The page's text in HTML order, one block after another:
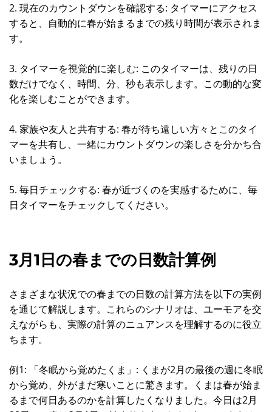
2. 現在のカウントダウンを確認する: タイマーにアクセス
すると、自動的に春が始まるまでの残り時間が表示されま
す。
3. タイマーを視覚的に楽しむ: このタイマーは、残りの日
数だけでなく、時間、分、秒も表示します。この動的な変
化を楽しむことができます。
4. 家族や友人と共有する: 春が待ち遠しい方々とこのタイ
マーを共有し、一緒にカウントダウンの楽しさを分かち合
いましょう。
5. 毎日チェックする: 春が近づくのを実感するために、毎
日タイマーをチェックしてください。
3月1日の春までの日数計算例
さまざまな状況での春までの日数の計算方法を以下の実例
を通じて解説します。これらのシナリオは、ユーモアを交
えながらも、実際の計算のニュアンスを理解するのに役立
ちます。
例1: 「冬眠から覚めたくま」: くまが2月の最後の週に冬眠
から覚め、外がまだ寒いことに驚きます。くまは春が始ま
るまで何日あるのかを計算したくなりました。今日は2月